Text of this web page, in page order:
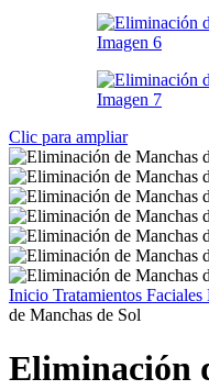
Clic para ampliar
Inicio Tratamientos Faciales
de Manchas de Sol
Eliminación